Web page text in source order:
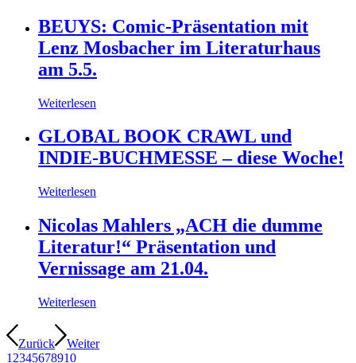
BEUYS: Comic-Präsentation mit
Lenz Mosbacher im Literaturhaus
am 5.5.
Weiterlesen
GLOBAL BOOK CRAWL und
INDIE-BUCHMESSE – diese Woche!
Weiterlesen
Nicolas Mahlers „ACH die dumme
Literatur!“ Präsentation und
Vernissage am 21.04.
Weiterlesen
Zurück
Weiter
1 2345678910